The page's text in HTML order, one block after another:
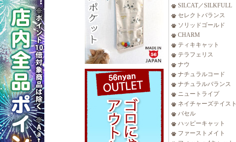
SILCAT／SILKFULL
セレクトバランス
ソリッドゴールド
CHARM
ティキキャット
テラフェリス
ナウ
ナチュラルコード
ナチュラルバランス
ニュートライプ
ネイチャーズテイスト
バセル
ハッピーキャット
ファーストメイト